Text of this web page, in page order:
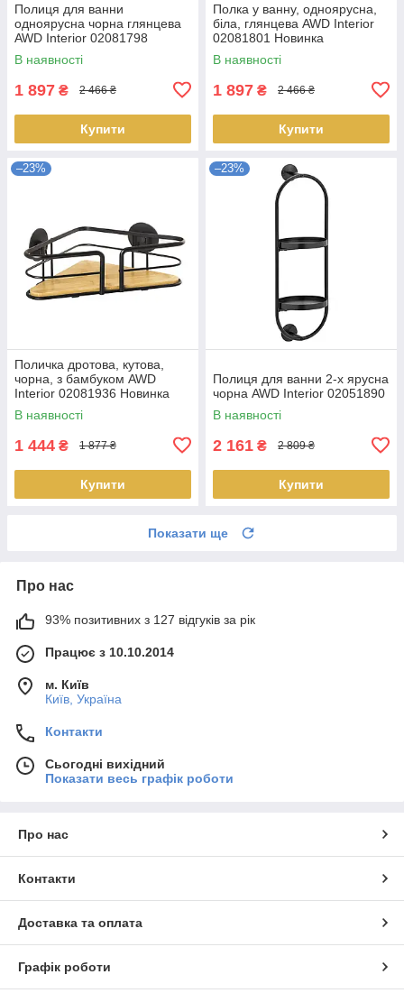
Полиця для ванни
одноярусна чорна глянцева
AWD Interior 02081798
металева
В наявності
1 897 ₴ 2 466 ₴
Купити
Полка у ванну, одноярусна,
біла, глянцева AWD Interior
02081801 Новинка
В наявності
1 897 ₴ 2 466 ₴
Купити
–23%
Поличка дротова, кутова,
чорна, з бамбуком AWD
Interior 02081936 Новинка
В наявності
1 444 ₴ 1 877 ₴
Купити
–23%
Полиця для ванни 2-х ярусна
чорна AWD Interior 02051890
В наявності
2 161 ₴ 2 809 ₴
Купити
Показати ще
Про нас
93% позитивних з 127 відгуків за рік
Працює з 10.10.2014
м. Київ
Київ, Україна
Контакти
Сьогодні вихідний
Показати весь графік роботи
Про нас
Контакти
Доставка та оплата
Графік роботи